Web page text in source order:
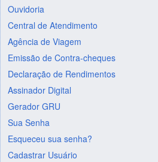
Ouvidoria
Central de Atendimento
Agência de Viagem
Emissão de Contra-cheques
Declaração de Rendimentos
Assinador Digital
Gerador GRU
Sua Senha
Esqueceu sua senha?
Cadastrar Usuário